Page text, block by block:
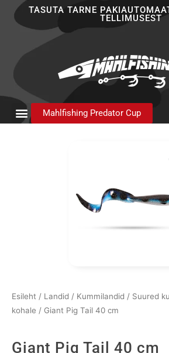
TASUTA TARNE
TELLIMUSEST
Mahlfishing Predator Cup
Esileht / Landid / Kummilandid / Suured
kohale / Giant Pig Tail 40 cm
Giant Pig Tail 40 cm